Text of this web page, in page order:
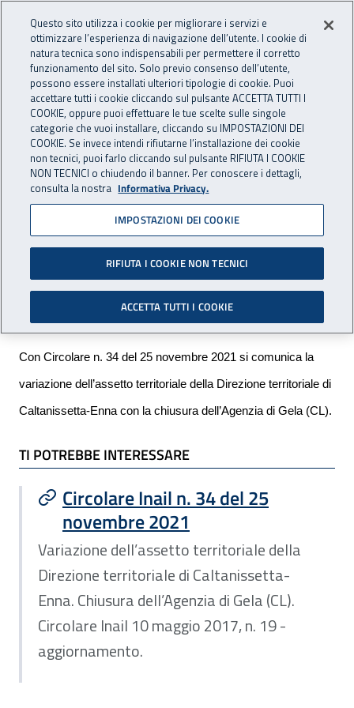
INAIL - Istituto Nazionale
Apri cerca
Navigazione principale
Navigazione - Ti trovi in:
Home Inail comunica Avvisi
Dt Caltanissetta-Enna:
chiusura dell’Agenzia di
Gela (CL)
Dal 1° dicembre 2021 chiude l'Agenzia di Gela
(CL), ubicata in via Palazzi n. 87
Con Circolare n. 34 del 25 novembre 2021 si comunica la
variazione dell’assetto territoriale della Direzione territoriale di
Caltanissetta-Enna con la chiusura dell’Agenzia di Gela (CL).
TI POTREBBE INTERESSARE
TI POTREBBE INTERESSARE
Circolare Inail n. 34 del 25
novembre 2021
Variazione dell’assetto territoriale della
Direzione territoriale di Caltanissetta-
Enna. Chiusura dell’Agenzia di Gela (CL).
Circolare Inail 10 maggio 2017, n. 19 -
aggiornamento.
Questo sito utilizza i cookie per migliorare i servizi e
ottimizzare l’esperienza di navigazione dell’utente. I cookie di
natura tecnica sono indispensabili per permettere il corretto
funzionamento del sito. Solo previo consenso dell’utente,
possono essere installati ulteriori tipologie di cookie. Puoi
accettare tutti i cookie cliccando sul pulsante ACCETTA TUTTI I
COOKIE, oppure puoi effettuare le tue scelte sulle singole
categorie che vuoi installare, cliccando su IMPOSTAZIONI DEI
COOKIE. Se invece intendi rifiutarne l’installazione dei cookie
non tecnici, puoi farlo cliccando sul pulsante RIFIUTA I COOKIE
NON TECNICI o chiudendo il banner. Per conoscere i dettagli,
consulta la nostra Informativa Privacy.
IMPOSTAZIONI DEI COOKIE
RIFIUTA I COOKIE NON TECNICI
ACCETTA TUTTI I COOKIE